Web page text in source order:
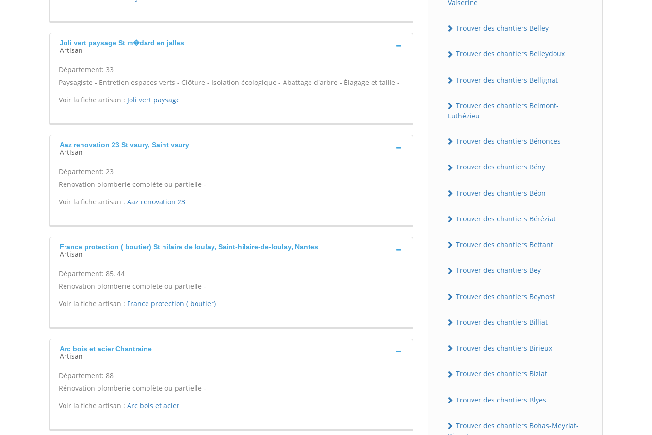
Joli vert paysage St m�dard en jalles
Artisan
Département: 33
Paysagiste - Entretien espaces verts - Clôture - Isolation écologique - Abattage d'arbre - Élagage et taille -
Voir la fiche artisan : Joli vert paysage
Aaz renovation 23 St vaury, Saint vaury
Artisan
Département: 23
Rénovation plomberie complète ou partielle -
Voir la fiche artisan : Aaz renovation 23
France protection ( boutier) St hilaire de loulay, Saint-hilaire-de-loulay, Nantes
Artisan
Département: 85, 44
Rénovation plomberie complète ou partielle -
Voir la fiche artisan : France protection ( boutier)
Arc bois et acier Chantraine
Artisan
Département: 88
Rénovation plomberie complète ou partielle -
Voir la fiche artisan : Arc bois et acier
Valserine
Trouver des chantiers Belley
Trouver des chantiers Belleydoux
Trouver des chantiers Bellignat
Trouver des chantiers Belmont-
Luthézieu
Trouver des chantiers Bénonces
Trouver des chantiers Bény
Trouver des chantiers Béon
Trouver des chantiers Béréziat
Trouver des chantiers Bettant
Trouver des chantiers Bey
Trouver des chantiers Beynost
Trouver des chantiers Billiat
Trouver des chantiers Birieux
Trouver des chantiers Biziat
Trouver des chantiers Blyes
Trouver des chantiers Bohas-Meyriat-